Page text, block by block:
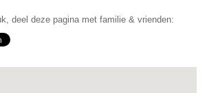
deel deze pagina met familie & vrienden: